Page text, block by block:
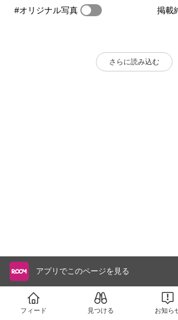
#オリジナル写真 掲載
さらに読み込む
アプリでこのページを見る
フィード 見つける お知ら